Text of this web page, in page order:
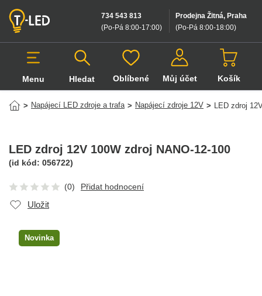
Prodejna Žitná, Praha
(Po-Pá 8:00-18:00)
734 543 813
(Po-Pá 8:00-17:00)
Menu Hledat
Hledat v produktech
Oblíbené Můj účet Košík
> Napájecí LED zdroje a trafa > Napájecí zdroje 12V > LED zdroj
Novinka
LED zdroj 12V 100W zdroj NANO-12-100
(id kód: 056722)
(0) Přidat hodnocení
Uložit